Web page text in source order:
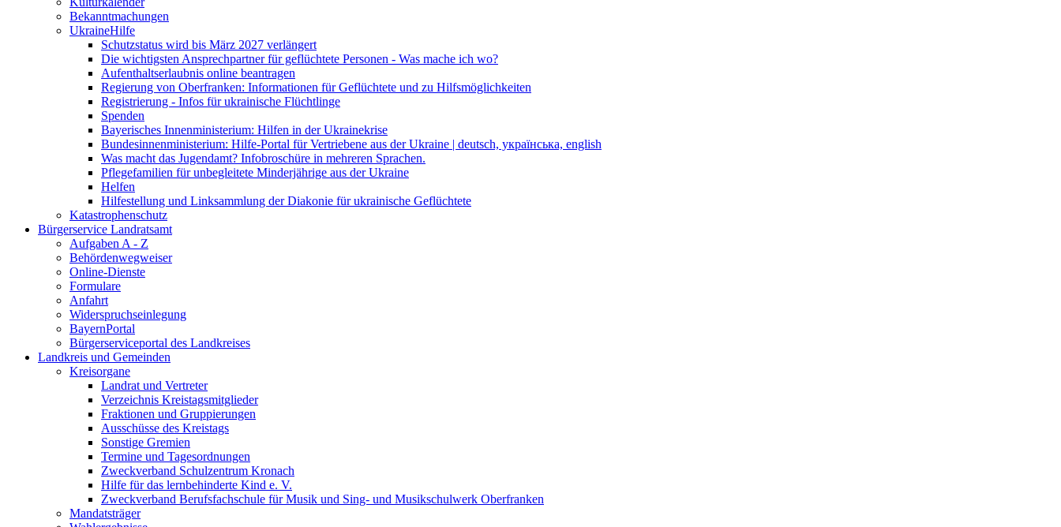
Bekanntmachungen
UkraineHilfe
Schutzstatus wird bis März 2027 verlängert
Die wichtigsten Ansprechpartner für geflüchtete Personen - Was mache ich wo?
Aufenthaltserlaubnis online beantragen
Regierung von Oberfranken: Informationen für Geflüchtete und zu Hilfsmöglichkeiten
Registrierung - Infos für ukrainische Flüchtlinge
Spenden
Bayerisches Innenministerium: Hilfen in der Ukrainekrise
Bundesinnenministerium: Hilfe-Portal für Vertriebene aus der Ukraine | deutsch, українська, english
Was macht das Jugendamt? Infobroschüre in mehreren Sprachen.
Pflegefamilien für unbegleitete Minderjährige aus der Ukraine
Helfen
Hilfestellung und Linksammlung der Diakonie für ukrainische Geflüchtete
Katastrophenschutz
Bürgerservice Landratsamt
Aufgaben A - Z
Behördenwegweiser
Online-Dienste
Formulare
Anfahrt
Widerspruchseinlegung
BayernPortal
Bürgerserviceportal des Landkreises
Landkreis und Gemeinden
Kreisorgane
Landrat und Vertreter
Verzeichnis Kreistagsmitglieder
Fraktionen und Gruppierungen
Ausschüsse des Kreistags
Sonstige Gremien
Termine und Tagesordnungen
Zweckverband Schulzentrum Kronach
Hilfe für das lernbehinderte Kind e. V.
Zweckverband Berufsfachschule für Musik und Sing- und Musikschulwerk Oberfranken
Mandatsträger